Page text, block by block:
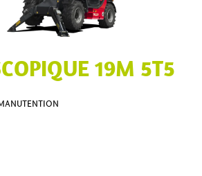
19M 5T5